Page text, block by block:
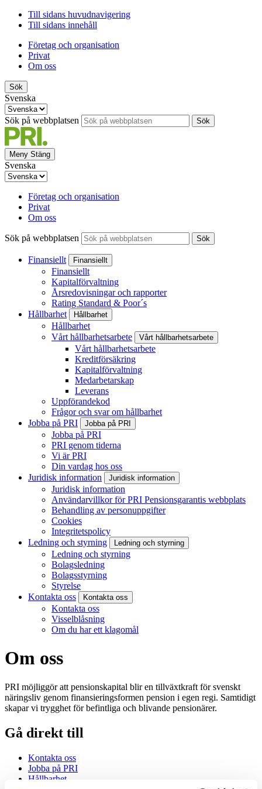
Till sidans huvudnavigering
Till sidans innehåll
Företag och organisation
Privat
Om oss
Sök
Svenska
Sök på webbplatsen Sök
Meny Stäng
Svenska
Företag och organisation
Privat
Om oss
Sök på webbplatsen Sök
Finansiellt Finansiellt
Finansiellt
Kapitalförvaltning
Årsredovisningar och rapporter
Rating Standard & Poor´s
Hållbarhet
Hållbarhet
Hållbarhet
Vårt hållbarhetsarbete
Vårt hållbarhetsarbete
Vårt hållbarhetsarbete
Kreditförsäkring
Kapitalförvaltning
Medarbetarskap
Leverans
Uppförandekod
Frågor och svar om hållbarhet
Jobba på PRI
Jobba på PRI
Jobba på PRI
PRI genom tiderna
Vi är PRI
Din vardag hos oss
Juridisk information
Juridisk information
Juridisk information
Användarvillkor för PRI Pensionsgarantis webbplats
Behandling av personuppgifter
Cookies
Integritetspolicy
Ledning och styrning
Ledning och styrning
Ledning och styrning
Bolagsledning
Bolagsstyrning
Styrelse
Kontakta oss
Kontakta oss
Kontakta oss
Visselblåsning
Om du har ett klagomål
Om oss
PRI möjliggör att pensionskapital blir en tillväxtkraft för svenskt
näringsliv genom finansieringsformen pension i egen regi. Samtidigt
skapar vi trygghet för befintliga och blivande pensionärer.
Gå direkt till
Kontakta oss
Jobba på PRI
Hållbarhet